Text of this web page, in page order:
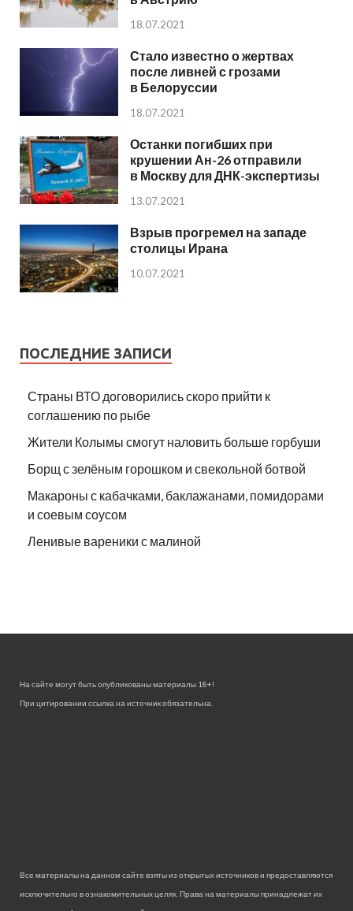
18.07.2021
Стало известно о жертвах
после ливней с грозами
в Белоруссии
18.07.2021
Останки погибших при
крушении Ан-26 отправили
в Москву для ДНК-экспертизы
13.07.2021
Взрыв прогремел на западе
столицы Ирана
10.07.2021
ПОСЛЕДНИЕ ЗАПИСИ
Страны ВТО договорились скоро прийти к
соглашению по рыбе
Жители Колымы смогут наловить больше горбуши
Борщ с зелёным горошком и свекольной ботвой
Макароны с кабачками, баклажанами, помидорами
и соевым соусом
Ленивые вареники с малиной
На сайте могут быть опубликованы материалы 18+!
При цитировании ссылка на источник обязательна.
Все материалы на данном сайте взяты из открытых источников и предоставляются
исключительно в ознакомительных целях. Права на материалы принадлежат их